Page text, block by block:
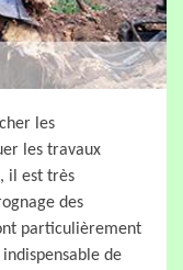
les
les travaux
il est très
des
particulièrement
de